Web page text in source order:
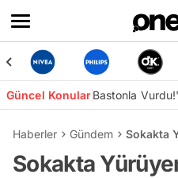
Güncel KonularBastonla Vurdu!
Haberler Gündem Sokakta
Sokakta